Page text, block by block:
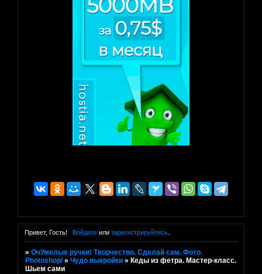
Привет, Гость! Войдитеили зарегистрируйтесь.
»ОчУмелые ручки! Творчество. Сделай сам. Фото.
Photoshop/ »Чудо выкройки » Кеды из фетра. Мастер-класс.
Шьем сами